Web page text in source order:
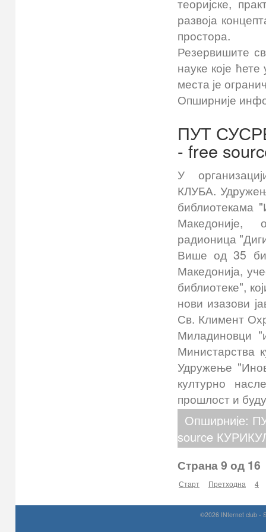
теоријске,
развоја
простора.
Резервишите
науке које
места је
Опширније
ПУТ
- free
У
КЛУБА.
Македоније,
радионица
Више од 35
Македонија,
библиотеке",
нови изазови
Св. Климент
Миладиновци
Удружење
културно
прошлост и
Опширније:
source
Страна 9 од 16
Старт Претходна 4
©2026 INternet club -